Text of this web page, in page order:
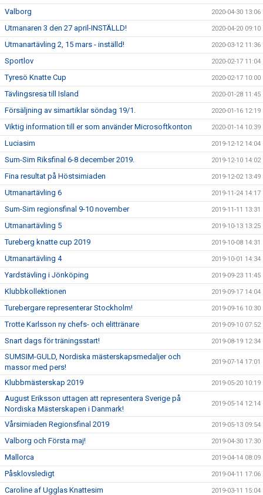
Valborg 2020-04-30 13:06
Utmanaren 3 den 27 april-INSTÄLLD! 2020-04-20 09:10
Utmanartävling 2, 15 mars - inställd! 2020-03-12 11:36
Sportlov 2020-02-17 11:04
Tyresö Knatte Cup 2020-02-17 10:00
Tävlingsresa till Island 2020-01-28 11:45
Försäljning av simartiklar söndag 19/1. 2020-01-16 12:19
Viktig information till er som använder Microsoftkonton 2020-01-14 10:39
Luciasim 2019-12-12 14:04
Sum-Sim Riksfinal 6-8 december 2019. 2019-12-10 14:02
Fina resultat på Höstsimiaden 2019-12-02 13:49
Utmanartävling 6 2019-11-24 14:17
Sum-Sim regionsfinal 9-10 november 2019-11-11 13:31
Utmanartävling 5 2019-10-13 13:25
Tureberg knatte cup 2019 2019-10-08 14:31
Utmanartävling 4 2019-10-01 14:34
Yardstävling i Jönköping 2019-09-23 11:45
Klubbkollektionen 2019-09-17 14:04
Turebergare representerar Stockholm! 2019-09-16 10:30
Trotte Karlsson ny chefs- och elittränare 2019-09-10 07:52
Snart dags för träningsstart! 2019-08-19 12:34
SUMSIM-GULD, Nordiska mästerskapsmedaljer och
massor med pers!
2019-07-14 17:01
Klubbmästerskap 2019 2019-05-20 10:19
August Eriksson uttagen att representera Sverige på
Nordiska Mästerskapen i Danmark!
2019-05-14 12:14
Vårsimiaden Regionsfinal 2019 2019-05-13 09:54
Valborg och Första maj! 2019-04-30 17:30
Mallorca 2019-04-14 08:09
Påsklovsledigt 2019-04-11 17:06
Caroline af Ugglas Knattesim 2019-03-11 15:04